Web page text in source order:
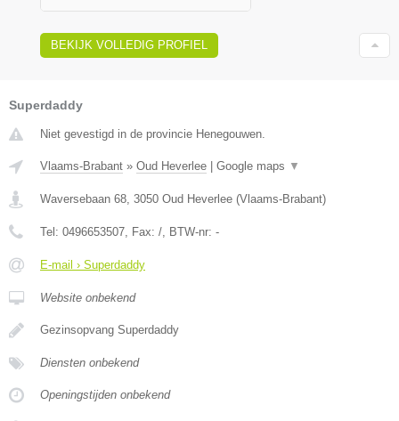
BEKIJK VOLLEDIG PROFIEL
Superdaddy
Niet gevestigd in de provincie Henegouwen.
Vlaams-Brabant » Oud Heverlee Google maps ▼
Waversebaan 68, 3050 Oud Heverlee (Vlaams-Brabant)
Tel: 0496653507, Fax: /, BTW-nr: -
E-mail › Superdaddy
Website onbekend
Gezinsopvang Superdaddy
Diensten onbekend
Openingstijden onbekend